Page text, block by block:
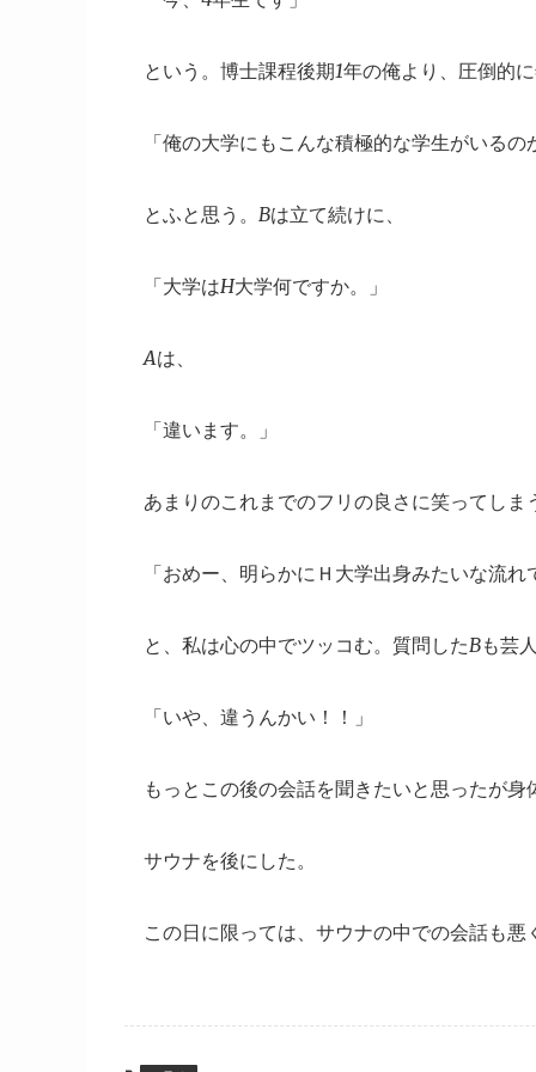
という。博士課程後期1年の俺より、圧倒的
「俺の大学にもこんな積極的な学生がいるの
とふと思う。Bは立て続けに、
「大学はH大学何ですか。」
Aは、
「違います。」
あまりのこれまでのフリの良さに笑ってしま
「おめー、明らかにＨ大学出身みたいな流
と、私は心の中でツッコむ。質問したBも芸
「いや、違うんかい！！」
もっとこの後の会話を聞きたいと思ったが
サウナを後にした。
この日に限っては、サウナの中での会話も